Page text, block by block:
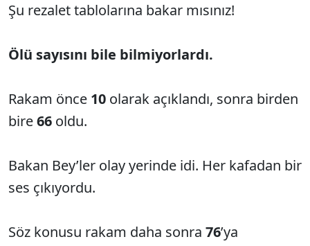
Şu rezalet tablolarına bakar mısınız!
Ölü sayısını bile bilmiyorlardı.
Rakam önce 10 olarak açıklandı, sonra birden
bire66 oldu.
Bakan Bey’ler olay yerinde idi. Her kafadan bir
ses çıkıyordu.
Söz konusu rakam daha sonra 76’ya